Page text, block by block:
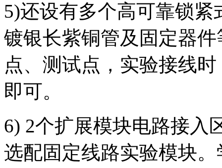
5)还设有多个高可靠锁
镀银长紫铜管及固定器
点、测试点，实验接线
即可。
6) 2个扩展模块电路接入
选配固定线路实验模块